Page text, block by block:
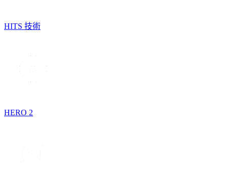
HITS 技術
HERO 2